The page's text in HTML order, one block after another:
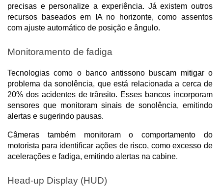
precisas e personalize a experiência. Já existem outros
recursos baseados em IA no horizonte, como assentos
com ajuste automático de posição e ângulo.
Monitoramento de fadiga
Tecnologias como o banco antissono buscam mitigar o
problema da sonolência, que está relacionada a cerca de
20% dos acidentes de trânsito. Esses bancos incorporam
sensores que monitoram sinais de sonolência, emitindo
alertas e sugerindo pausas.
Câmeras também monitoram o comportamento do
motorista para identificar ações de risco, como excesso de
acelerações e fadiga, emitindo alertas na cabine.
Head-up Display (HUD)